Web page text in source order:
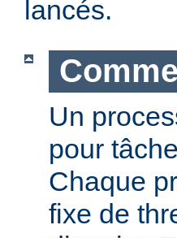
lancés.
Un
pour
Chaque
fixe de